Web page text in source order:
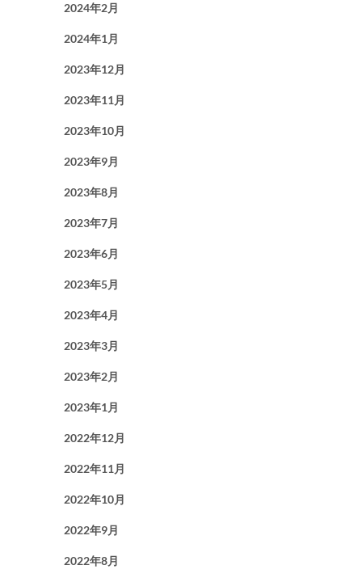
2024年2月
2024年1月
2023年12月
2023年11月
2023年10月
2023年9月
2023年8月
2023年7月
2023年6月
2023年5月
2023年4月
2023年3月
2023年2月
2023年1月
2022年12月
2022年11月
2022年10月
2022年9月
2022年8月